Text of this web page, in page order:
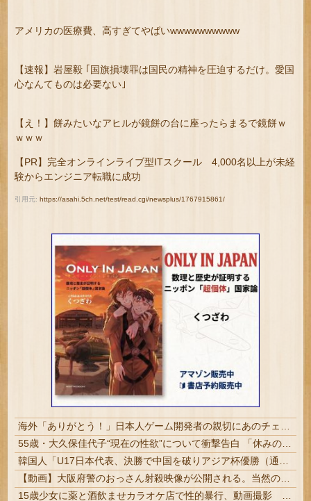
アメリカの医療費、高すぎてやばいwwwwwwwwww
【速報】岩屋毅 ｢国旗損壊罪は国民の精神を圧迫するだけ。愛国
心なんてものは必要ない｣
【え！】餅みたいなアヒルが鏡餅の台に座ったらまるで鏡餅ｗ
ｗｗｗ
【PR】完全オンラインライブ型ITスクール 4,000名以上が未経
験からエンジニア転職に成功
引用元:https://asahi.5ch.net/test/read.cgi/newsplus/1767915861/